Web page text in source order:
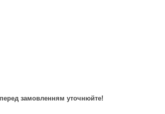
замовленням уточнюйте!